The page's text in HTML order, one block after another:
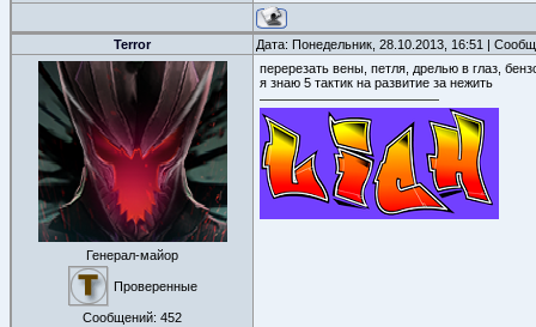
Terror Дата: Понедельник, 28.10.2013, 16:51 |
Генерал-майор
Проверенные
Сообщений: 452
перерезать вены, петля, дрелью в глаз,
я знаю 5 тактик на развитие за нежить